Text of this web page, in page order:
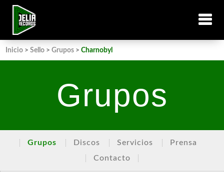
Inicio >Sello >Grupos >Charnobyl
Grupos
Grupos Discos Servicios
Prensa
Contacto